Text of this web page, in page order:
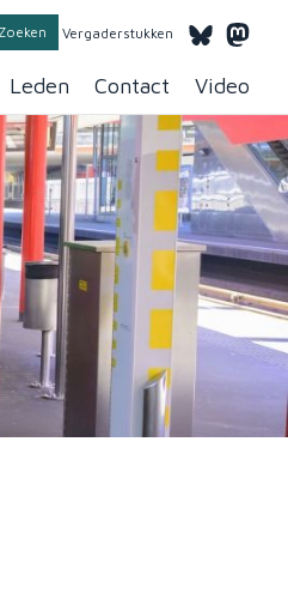
Leden Contact Video
Vergaderstukken